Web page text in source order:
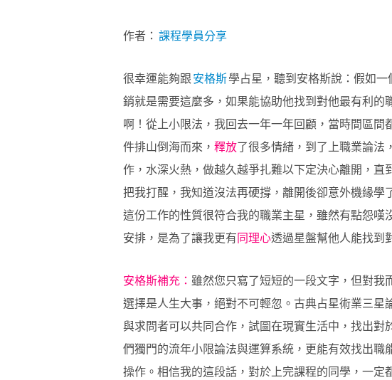
作者： 課程學員分享
很幸運能夠跟安格斯學占星，聽到安格斯說：假如
銷就是需要這麼多，如果能協助他找到對他最有利的
啊！從上小限法，我回去一年一年回顧，當時間區
件排山倒海而來， 釋放了很多情緒，到了上職業論法
作，水深火熱，做越久越爭扎難以下定決心離開，直
把我打醒，我知道沒法再硬撐，離開後卻意外機緣學
這份工作的性質很符合我的職業主星，雖然有點怨嘆
安排，是為了讓我更有同理心透過星盤幫他人能找到
安格斯補充： 雖然您只寫了短短的一段文字，但對我
選擇是人生大事，絕對不可輕忽。古典占星術業三星
與求問者可以共同合作，試圖在現實生活中，找出對
們獨門的流年小限論法與運算系統，更能有效找出職
操作。相信我的這段話，對於上完課程的同學，一定